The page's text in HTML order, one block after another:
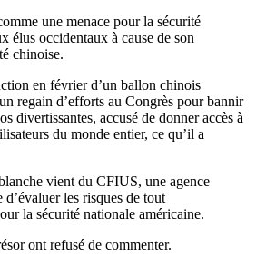
une menace pour la sécurité
élus occidentaux à cause de son
chinoise.
en février d’un ballon chinois
regain d’efforts au Congrès pour bannir
divertissantes, accusé de donner accès à
du monde entier, ce qu’il a
vient du CFIUS, une agence
les risques de tout
la sécurité nationale américaine.
ont refusé de commenter.